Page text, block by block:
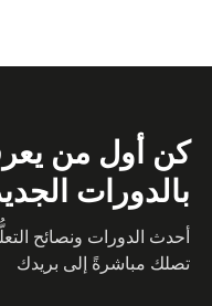
كن أول من
بالدورات
أحدث الدورات ونصائح
تصلك مباشرةً إلى بريدك